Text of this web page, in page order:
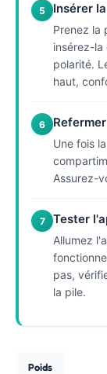
5 Insérer
Prenez la
insérez-la
polarité.
haut,
6
Une fois
Assurez-
7 Tester
Allumez
pas,
la pile.
Poids